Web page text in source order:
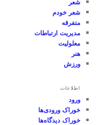
شعر خودم
متفرقه
مدیریت ارتباطات
معلولیت
هنر
ورزش
اطلاعات
ورود
خوراک ورودی‌ها
خوراک دیدگاه‌ها